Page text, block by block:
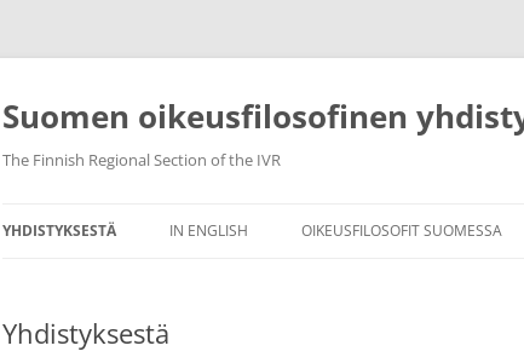
Skip
Suomen oikeusfilosofinen
The Finnish Regional Section of the IVR
YHDISTYKSESTÄ
YHDISTYKSEN SÄÄNNÖT
IN ENGLISH OIKEUSFILOSOFIT SUOMESSA
Yhdistyksestä